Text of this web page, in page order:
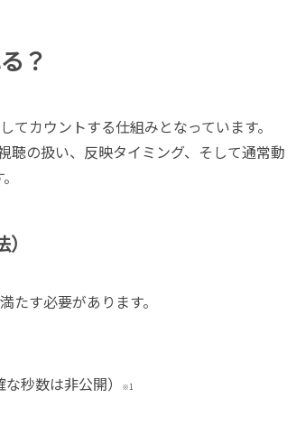
？
カウントする仕組みとなっています。
聴の扱い、反映タイミング、そして通常動
す必要があります。
秒数は非公開） ※1